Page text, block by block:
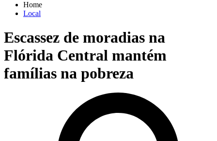
Home
Local
Escassez de moradias na
Flórida Central mantém
famílias na pobreza